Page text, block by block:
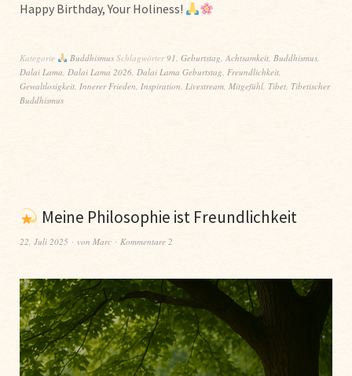
Happy Birthday, Your Holiness!
Kategorie Buddhismus Schlagwörter91. Geburtstag,Achtsamkeit, Buddhismus,
Dalai Lama, Dalai Lama 2026, Dalai Lama Geburtstag, Freundlichkeit,
Gewaltlosigkeit, Innerer Frieden, Inspiration, Livestream, Mitgefühl, Tibet, Tibetischer
Buddhismus
Meine Philosophie ist Freundlichkeit
22. Juli 2025 von Marc Kommentare 2